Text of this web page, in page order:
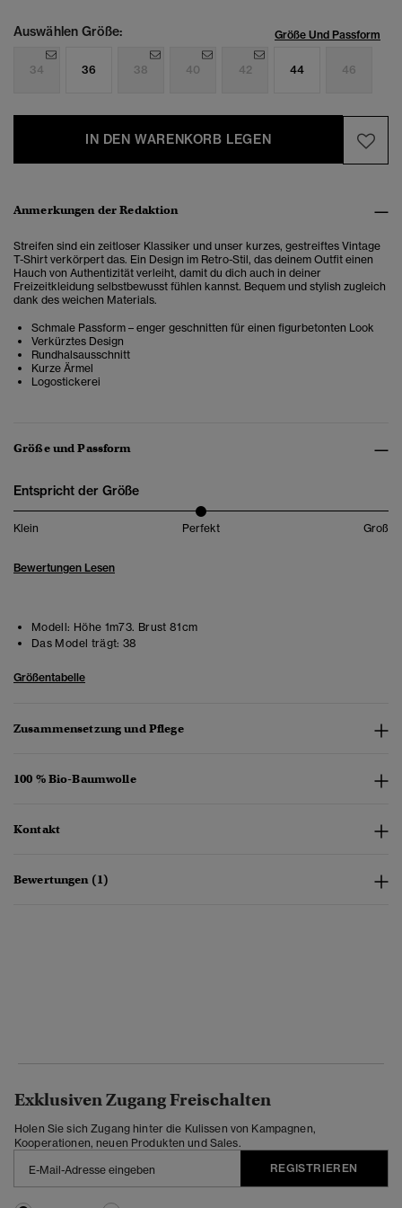
Auswählen Größe: Größe Und Passform
34 36 38 40 42 44 46
IN DEN WARENKORB LEGEN
Anmerkungen der Redaktion
Streifen sind ein zeitloser Klassiker und unser kurzes, gestreiftes Vintage
T-Shirt verkörpert das. Ein Design im Retro-Stil, das deinem Outfit einen
Hauch von Authentizität verleiht, damit du dich auch in deiner
Freizeitkleidung selbstbewusst fühlen kannst. Bequem und stylish zugleich
dank des weichen Materials.
Schmale Passform – enger geschnitten für einen figurbetonten Look
Verkürztes Design
Rundhalsausschnitt
Kurze Ärmel
Logostickerei
Größe und Passform
Entspricht der Größe
Klein Perfekt Groß
Bewertungen Lesen
Modell: Höhe 1m73. Brust 81cm
Das Model trägt: 38
Größentabelle
Zusammensetzung und Pflege
100 % Bio-Baumwolle
Kontakt
Bewertungen (1)
Exklusiven Zugang Freischalten
Holen Sie sich Zugang hinter die Kulissen von Kampagnen,
Kooperationen, neuen Produkten und Sales.
REGISTRIEREN